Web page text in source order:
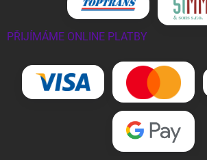
PŘIJÍMÁME ONLINE PLATBY